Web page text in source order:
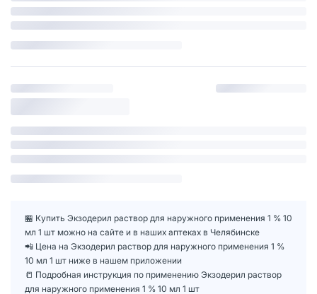
🏪 Купить Экзодерил раствор для наружного применения 1 % 10
мл 1 шт можно на сайте и в наших аптеках в Челябинске
📲 Цена на Экзодерил раствор для наружного применения 1 %
10 мл 1 шт ниже в нашем приложении
📒 Подробная инструкция по применению Экзодерил раствор
для наружного применения 1 % 10 мл 1 шт